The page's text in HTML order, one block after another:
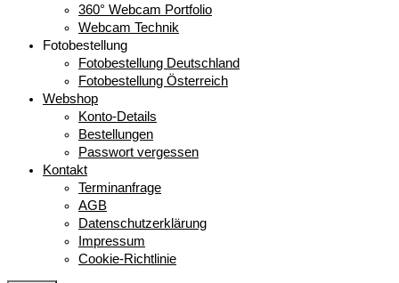
360° Webcam Portfolio
Webcam Technik
Fotobestellung
Fotobestellung Deutschland
Fotobestellung Österreich
Webshop
Konto-Details
Bestellungen
Passwort vergessen
Kontakt
Terminanfrage
AGB
Datenschutzerklärung
Impressum
Cookie-Richtlinie